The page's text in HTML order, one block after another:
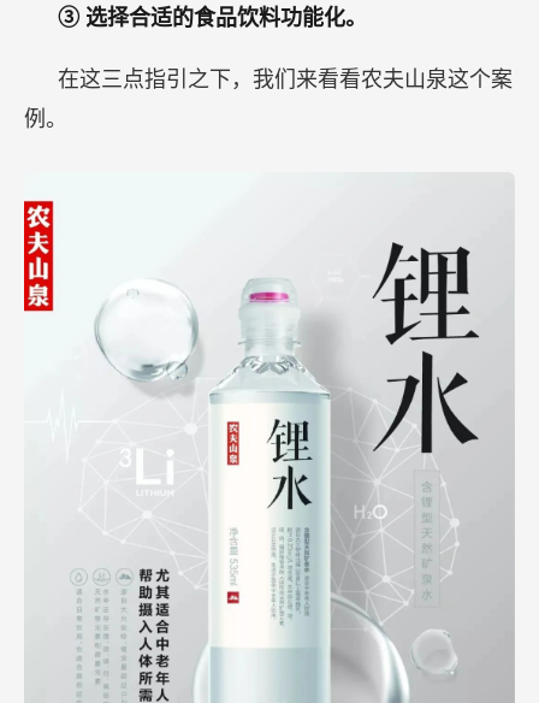
③ 选择合适的食品饮料功能化。
在这三点指引之下，我们来看看农夫山泉这个案
例。